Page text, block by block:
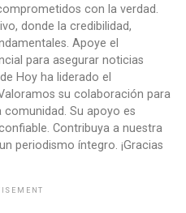
con la verdad.
donde la credibilidad,
Apoye el
para asegurar noticias
Hoy ha liderado el
su colaboración para
Su apoyo es
Contribuya a nuestra
periodismo íntegro. ¡Gracias